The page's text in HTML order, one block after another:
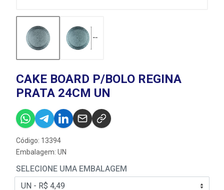
CAKE BOARD P/BOLO REGINA
PRATA 24CM UN
Código: 13394
Embalagem: UN
SELECIONE UMA EMBALAGEM